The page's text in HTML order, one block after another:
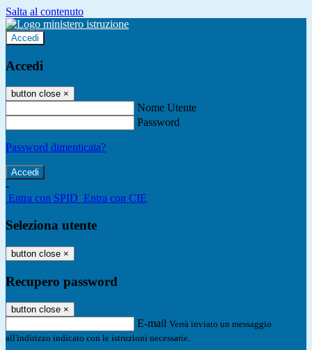
Salta al contenuto
Accedi
Accedi
button close ×
Nome Utente
Password
Password dimenticata?
-
Entra con SPID Entra con CIE
Seleziona utente
button close ×
Recupero password
button close ×
E-mail Verrà inviato un messaggio
all'indirizzo indicato con le istruzioni necessarie.